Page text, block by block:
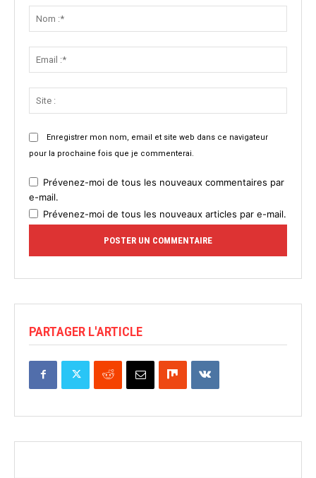
Enregistrer mon nom, email et site web dans ce navigateur
pour la prochaine fois que je commenterai.
Prévenez-moi de tous les nouveaux commentaires par
e-mail.
Prévenez-moi de tous les nouveaux articles par e-mail.
PARTAGER L'ARTICLE